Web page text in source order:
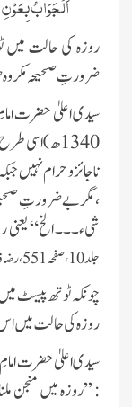
روزہ کی حالت میں
ضرورتِ صحیحہ
سیدی اعلیٰ حضرت
1340ھ )اسی
ناجائز و حرام نہیں
،مگر بے ضرورتِ
شیء۔۔۔ الخ“ یعنی
جلد 10 ، صفحہ 551 ، رضا فاؤنڈیشن ، لاھور )
چونکہ ٹوتھ پیسٹ
روزہ کی حالت میں
سیدی اعلیٰ حضرت امامِ
: ’’روزہ میں منجن